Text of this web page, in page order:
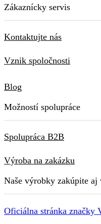
Zákaznícky servis
Kontaktujte nás
Vznik spoločnosti
Blog
Možností spolupráce
Spolupráca B2B
Výroba na zakázku
Naše výrobky zakúpite
Oficiálna stránka značky